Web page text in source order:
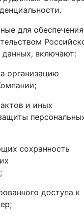
для обеспечения
включают:
организацию
и иных
сохранность
доступа к